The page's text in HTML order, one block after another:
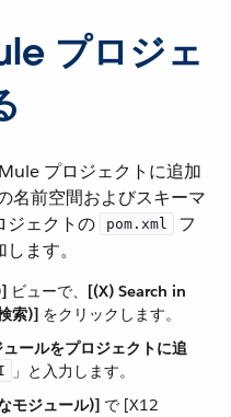
プロジェ
プロジェクトに追加
名前空間およびスキーマ
ェクトの
pom.xml
​ フ
ます。
​ ビューで、​ [(X) Search in
索)] ​ をクリックします。
ールをプロジェクトに追
​」と入力します。
モジュール)] ​ で [X12